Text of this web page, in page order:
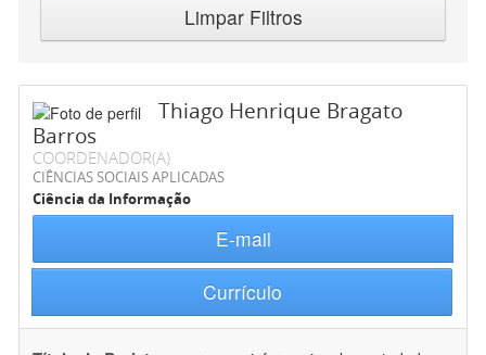
Limpar Filtros
Thiago Henrique Bragato
Barros
COORDENADOR(A)
CIÊNCIAS SOCIAIS APLICADAS
Ciência da Informação
E-mail
Currículo